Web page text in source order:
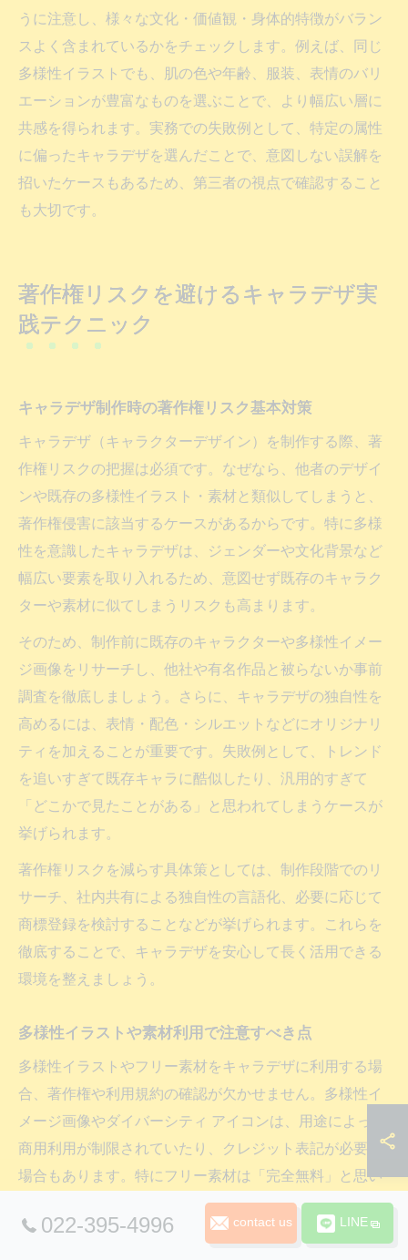
うに注意し、様々な文化・価値観・身体的特徴がバラン
スよく含まれているかをチェックします。例えば、同じ
多様性イラストでも、肌の色や年齢、服装、表情のバリ
エーションが豊富なものを選ぶことで、より幅広い層に
共感を得られます。実務での失敗例として、特定の属性
に偏ったキャラデザを選んだことで、意図しない誤解を
招いたケースもあるため、第三者の視点で確認すること
も大切です。
著作権リスクを避けるキャラデザ実
践テクニック
キャラデザ制作時の著作権リスク基本対策
キャラデザ（キャラクターデザイン）を制作する際、著
作権リスクの把握は必須です。なぜなら、他者のデザイ
ンや既存の多様性イラスト・素材と類似してしまうと、
著作権侵害に該当するケースがあるからです。特に多様
性を意識したキャラデザは、ジェンダーや文化背景など
幅広い要素を取り入れるため、意図せず既存のキャラク
ターや素材に似てしまうリスクも高まります。
そのため、制作前に既存のキャラクターや多様性イメー
ジ画像をリサーチし、他社や有名作品と被らないか事前
調査を徹底しましょう。さらに、キャラデザの独自性を
高めるには、表情・配色・シルエットなどにオリジナリ
ティを加えることが重要です。失敗例として、トレンド
を追いすぎて既存キャラに酷似したり、汎用的すぎて
「どこかで見たことがある」と思われてしまうケースが
挙げられます。
著作権リスクを減らす具体策としては、制作段階でのリ
サーチ、社内共有による独自性の言語化、必要に応じて
商標登録を検討することなどが挙げられます。これらを
徹底することで、キャラデザを安心して長く活用できる
環境を整えましょう。
多様性イラストや素材利用で注意すべき点
多様性イラストやフリー素材をキャラデザに利用する場
合、著作権や利用規約の確認が欠かせません。多様性イ
メージ画像やダイバーシティ アイコンは、用途によって
商用利用が制限されていたり、クレジット表記が必要な
場合もあります。特にフリー素材は「完全無料」と思い
込みやすいですが、配布元の規約を必ず確認しましょ
う。022-395-4996 contact us LINE